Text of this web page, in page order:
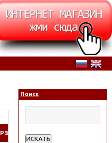
Поиск
ИСКАТЬ